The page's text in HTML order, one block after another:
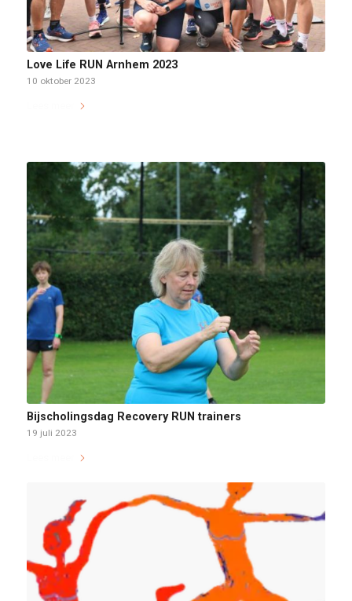
Love Life RUN Arnhem 2023
10 oktober 2023
Bijscholingsdag Recovery RUN trainers
19 juli 2023